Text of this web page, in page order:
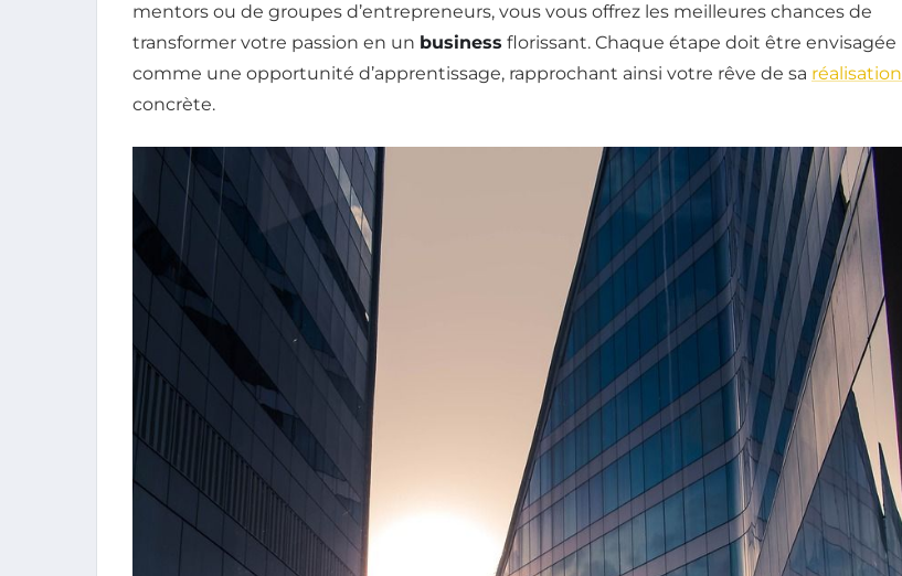
mentors ou de groupes d’entrepreneurs, vous vous offrez les meilleures chances de
transformer votre passion en un business florissant. Chaque étape doit être envisagée
comme une opportunité d’apprentissage, rapprochant ainsi votre rêve de sa réalisation
concrète.